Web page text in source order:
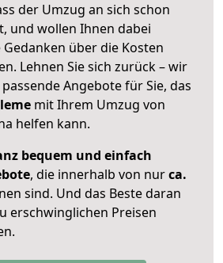
der Umzug an sich schon
und wollen Ihnen dabei
über die Kosten
Lehnen Sie sich zurück – wir
Angebote für Sie, das
mit Ihrem Umzug von
helfen kann.
bequem und einfach
, die innerhalb von nurca.
sind. Und das Beste daran
erschwinglichen Preisen